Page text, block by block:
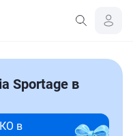
Sportage в
в